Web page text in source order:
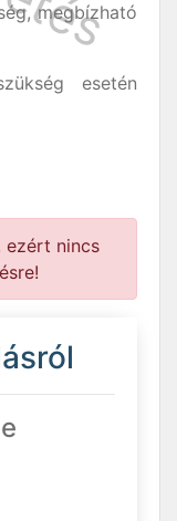
megbízható
esetén
ezért nincs